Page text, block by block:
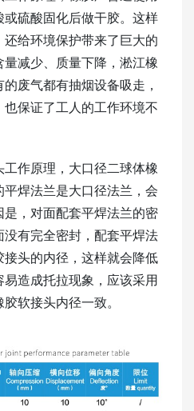
硫酸固化后做干胶。这样
给环境保护带来了巨大的
减少、质量下降，淞江橡
废气都有抽烟设备吸走，
保证了工人的工作环境不
作原理，大口径二球体橡
焊法兰是大口径法兰，会
，对面配套平焊法兰的密
有完全密封，配套平焊法
头的内径，这样就会降低
造成托拉现象，应该采用
软接头内径一致。